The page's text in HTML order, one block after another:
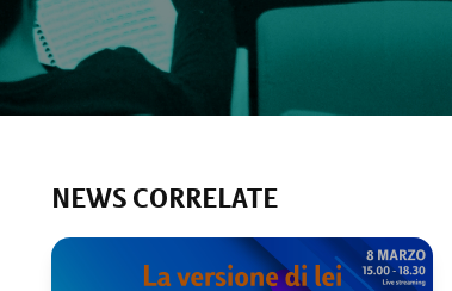
NEWS CORRELATE